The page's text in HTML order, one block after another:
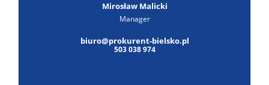
Mirosław Malicki
Manager
biuro@prokurent-bielsko.pl
503 038 974